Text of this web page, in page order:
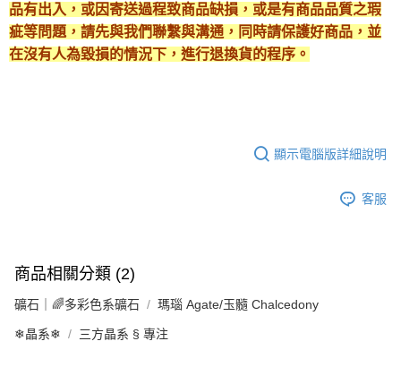
品有出入，或因寄送過程致商品缺損，或是有商品品質之瑕
疵等問題，請先與我們聯繫與溝通，同時請保護好商品，並
在沒有人為毀損的情況下，進行退換貨的程序。
顯示電腦版詳細說明
客服
商品相關分類 (2)
礦石｜🌈多彩色系礦石 瑪瑙 Agate/玉髓 Chalcedony
❄晶系❄ 三方晶系 § 專注